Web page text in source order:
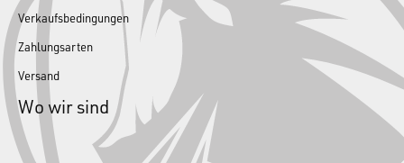
Verkaufsbedingungen
Zahlungsarten
Versand
Wo wir sind